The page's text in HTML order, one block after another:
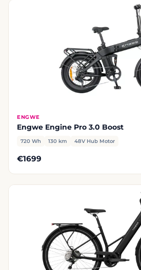
ENGWE
Engwe Engine Pro 3.0 Boost
720 Wh 130 km 48V Hub Motor
€1699